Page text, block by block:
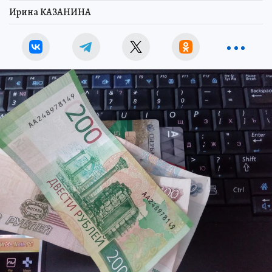
Ирина КАЗАНИНА